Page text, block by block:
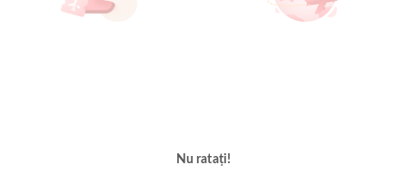
Nu ratați!